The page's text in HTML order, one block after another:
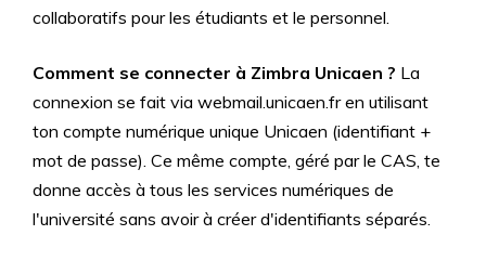
collaboratifs pour les étudiants et le personnel.
Comment se connecter à Zimbra Unicaen ? La
connexion se fait via webmail.unicaen.fr en utilisant
ton compte numérique unique Unicaen (identifiant +
mot de passe). Ce même compte, géré par le CAS, te
donne accès à tous les services numériques de
l'université sans avoir à créer d'identifiants séparés.